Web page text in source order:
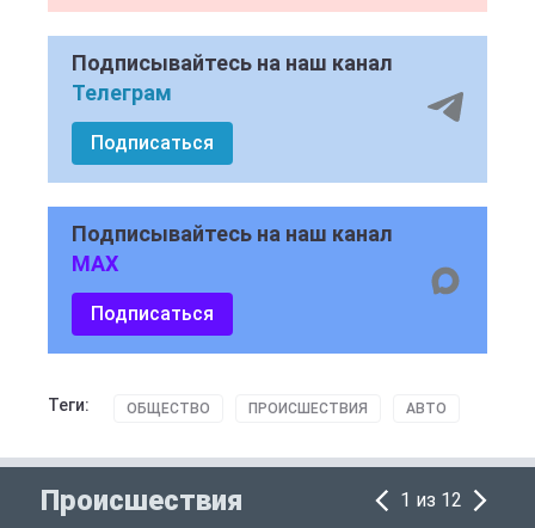
Подписывайтесь на наш канал
Телеграм
Подписаться
Подписывайтесь на наш канал
MAX
Подписаться
Теги: ОБЩЕСТВО ПРОИСШЕСТВИЯ АВТО
Происшествия 1 из 12